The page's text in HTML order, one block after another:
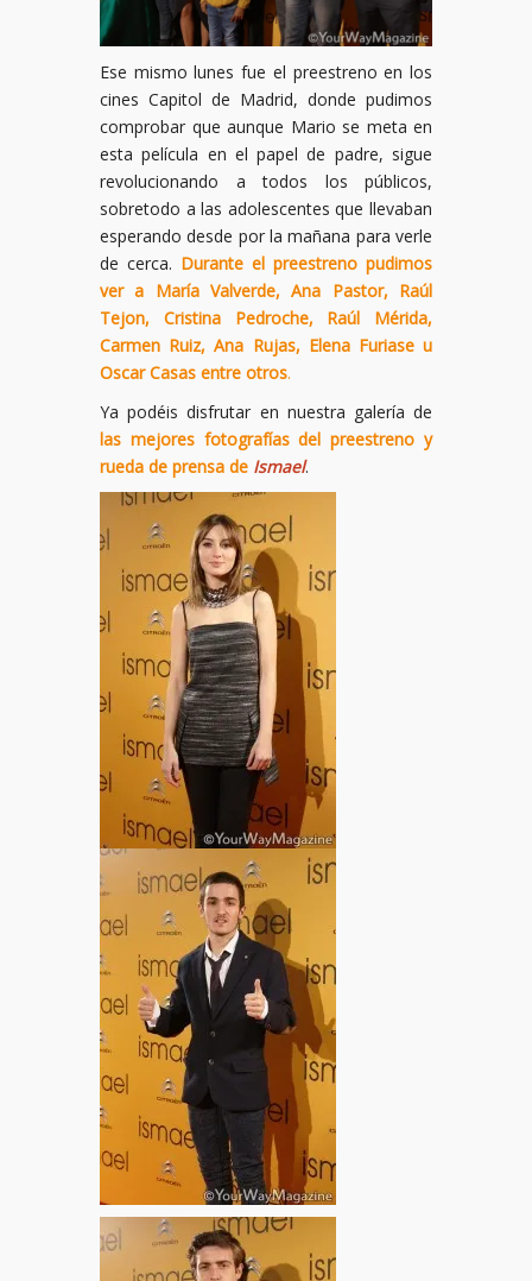
Ese mismo lunes fue el preestreno en los
cines Capitol de Madrid, donde pudimos
comprobar que aunque Mario se meta en
esta película en el papel de padre, sigue
revolucionando a todos los públicos,
sobretodo a las adolescentes que llevaban
esperando desde por la mañana para verle
de cerca. Durante el preestreno pudimos
ver a María Valverde, Ana Pastor, Raúl
Tejon, Cristina Pedroche, Raúl Mérida,
Carmen Ruiz, Ana Rujas, Elena Furiase u
Oscar Casas entre otros.
Ya podéis disfrutar en nuestra galería de
las mejores fotografías del preestreno y
rueda de prensa de Ismael.